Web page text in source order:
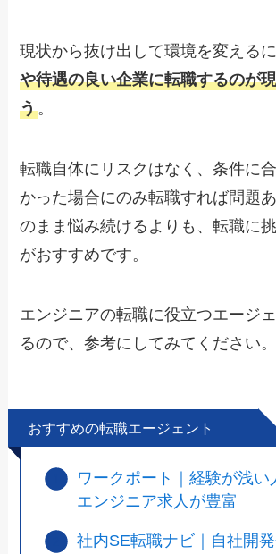
現状から抜け出して環境を変える
や待遇の良い企業に転職するのが
う。
転職自体にリスクはなく、条件に
かった場合にのみ転職すれば問題
のまま悩み続けるよりも、転職に
がおすすめです。
エンジニアの転職に役立つエージ
るので、参考にしてみてください。
おすすめの転職エージェント
ワークポート｜経験が浅い
エンジニア求人が豊富
社内SE転職ナビ｜自社開